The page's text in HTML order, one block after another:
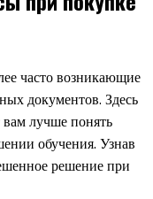
часто возникающие
документов. Здесь
лучше понять
обучения. Узнав
решение при